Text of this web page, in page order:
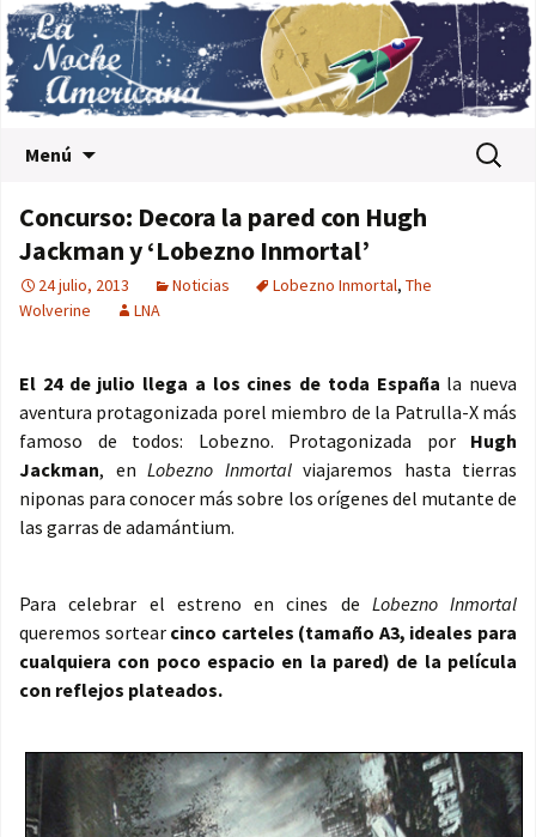
Menú Buscar:
Concurso: Decora la pared con Hugh
Jackman y ‘Lobezno Inmortal’
24 julio, 2013 Noticias Lobezno Inmortal, The
Wolverine
LNA
El 24 de julio llega a los cines de toda España la nueva
aventura protagonizada porel miembro de la Patrulla-X más
famoso de todos: Lobezno. Protagonizada por Hugh
Jackman, en Lobezno Inmortalviajaremos hasta tierras
niponas para conocer más sobre los orígenes del mutante de
las garras de adamántium.
Para celebrar el estreno en cines de Lobezno Inmortal
queremos sortearcinco carteles (tamaño A3, ideales para
cualquiera con poco espacio en la pared) de la película
con reflejos plateados.